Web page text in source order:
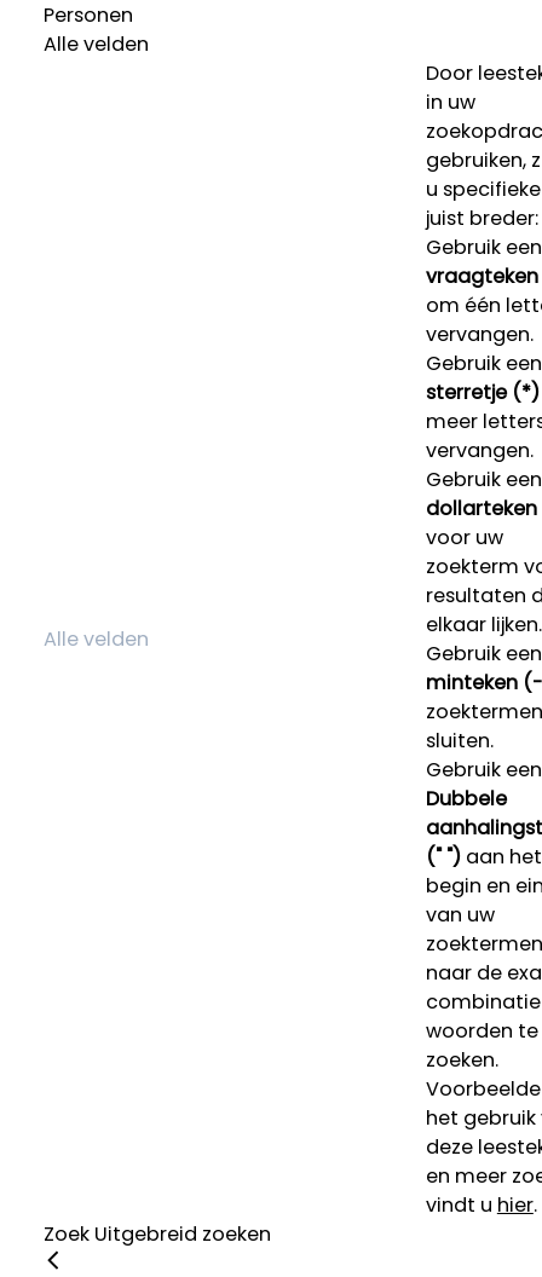
Personen
Alle velden
Door
in uw
gebruiken,
u
juist breder:
Gebruik een
om één
vervangen.
Gebruik een
sterretje (*)
meer
vervangen.
Gebruik een
voor uw
zoekterm
resultaten
elkaar lijken.
Gebruik een
minteken
sluiten.
Gebruik een
Dubbele
(" ")aan het
begin en
van uw
naar de
woorden te
zoeken.
het gebruik
deze
en meer
vindt u hier.
Zoek Uitgebreid zoeken